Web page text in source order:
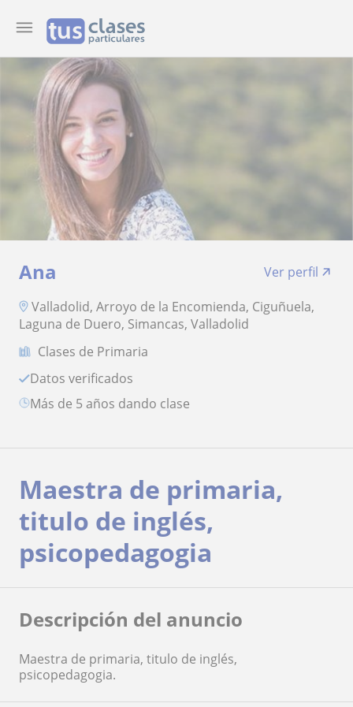
Ana
Ver perfil
Valladolid, Arroyo de la Encomienda, Ciguñuela,
Laguna de Duero, Simancas, Valladolid
Clases de Primaria
Datos verificados
más de 5 años dando clase
Maestra de primaria,
titulo de inglés,
psicopedagogia
Descripción del anuncio
Maestra de primaria, titulo de inglés,
psicopedagogia.